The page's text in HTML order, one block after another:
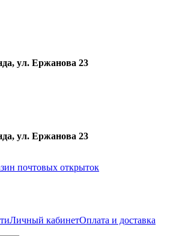
ул. Ержанова 23
ул. Ержанова 23
почтовых открыток
Личный кабинетОплата и доставка